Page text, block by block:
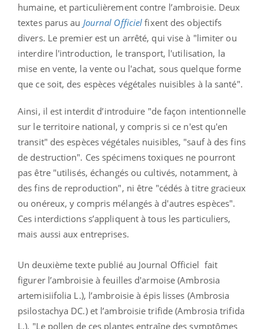
humaine, et particulièrement contre l’ambroisie. Deux
textes parus au Journal Officiel fixent des objectifs
divers. Le premier est un arrêté, qui vise à "limiter ou
interdire l'introduction, le transport, l'utilisation, la
mise en vente, la vente ou l'achat, sous quelque forme
que ce soit, des espèces végétales nuisibles à la santé".
Ainsi, il est interdit d’introduire "de façon intentionnelle
sur le territoire national, y compris si ce n'est qu'en
transit" des espèces végétales nuisibles, "sauf à des fins
de destruction". Ces spécimens toxiques ne pourront
pas être "utilisés, échangés ou cultivés, notamment, à
des fins de reproduction", ni être "cédés à titre gracieux
ou onéreux, y compris mélangés à d'autres espèces".
Ces interdictions s’appliquent à tous les particuliers,
mais aussi aux entreprises.
Un deuxième texte publié au Journal Officiel fait
figurer l’ambroisie à feuilles d'armoise (Ambrosia
artemisiifolia L.), l’ambroisie à épis lisses (Ambrosia
psilostachya DC.) et l’ambroisie trifide (Ambrosia trifida
L.). "Le pollen de ces plantes entraîne des symptômes